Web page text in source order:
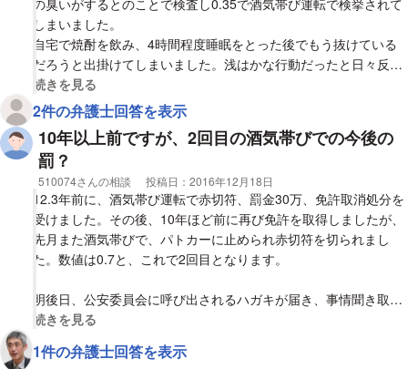
の臭いがするとのことで検査し0.35で酒気帯び運転で検挙されて
しまいました。
自宅で焼酎を飲み、4時間程度睡眠をとった後でもう抜けている
だろうと出掛けてしまいました。浅はかな行動だったと日々反省
しています。
切符に拇印はしましたが、渡されず検察庁に送る旨を伝えられま
した。
実は12年前くらいにも原付で酒気帯びで検挙されたことがあり、
10万円の罰金でした。
警察官からは罰金40万円くらいと欠格二年だろうと言われました
が、どのようになるでしょうか。
よろしくお願い致します。
視覚的に省略された相談全文の
続きを見る
2件の弁護士回答を表示
10年以上前ですが、2回目の酒気帯びでの今後の
罰？
相談者
510074さんの相談 投稿日： 2016年12月18日
12.3年前に、酒気帯び運転で赤切符、罰金30万、免許取消処分を
受けました。その後、10年ほど前に再び免許を取得しましたが、
先月また酒気帯びで、パトカーに止められ赤切符を切られまし
た。数値は0.7と、これで2回目となります。
明後日、公安委員会に呼び出されるハガキが届き、事情聞き取
り、並びに処分が決まる旨の内容が記載されています。免許はそ
視覚的に省略された相談全文の
続きを見る
1件の弁護士回答を表示